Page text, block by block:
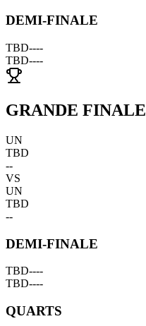
DEMI-FINALE
TBD----
TBD----
GRANDE FINALE
UN
TBD
--
VS
UN
TBD
--
DEMI-FINALE
TBD----
TBD----
QUARTS